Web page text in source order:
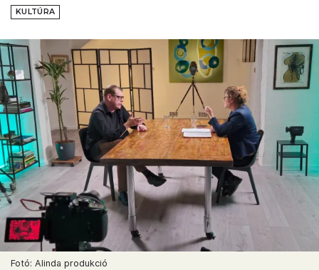
KULTÚRA
Fotó: Alinda produkció